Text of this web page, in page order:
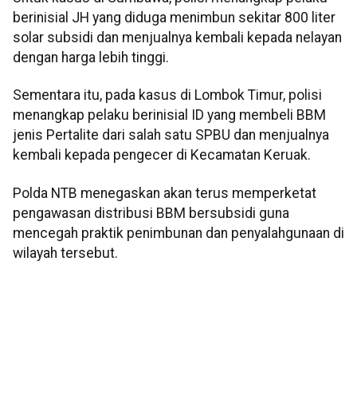
berinisial JH yang diduga menimbun sekitar 800 liter
solar subsidi dan menjualnya kembali kepada nelayan
dengan harga lebih tinggi.
Sementara itu, pada kasus di Lombok Timur, polisi
menangkap pelaku berinisial ID yang membeli BBM
jenis Pertalite dari salah satu SPBU dan menjualnya
kembali kepada pengecer di Kecamatan Keruak.
Polda NTB menegaskan akan terus memperketat
pengawasan distribusi BBM bersubsidi guna
mencegah praktik penimbunan dan penyalahgunaan di
wilayah tersebut.